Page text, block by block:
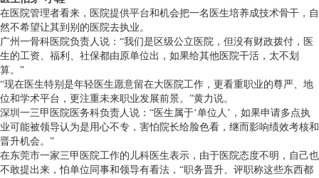
在医院管理者看来，医院提供平台和机会把一名医生培养成技术骨干，自
然不希望让其到别的医院去执业。
广州一骨科医院负责人说：“我们是区级公立医院，但没有财政拨付，医
生的工资、福利、社保都由原单位出，如果给其他医院干活，太不划
算。”
“现在医生特别是年轻医生愿意留在大医院工作，更看重职业的尊严、地
位和学术平台，更注重未来职业发展前景。”黄力说。
深圳一三甲医院医务科负责人说：“医生属于‘单位人’，如果申请多点执
业可能被领导认为是用心不专，害怕院长给脸色看，继而影响绩效考核和
晋升机会。”
在东莞市一家三甲医院工作的儿科医生表示，由于医院态度不明，自己也
不敢提出来，怕单位同事和领导有看法，“职务晋升、评职称这些东西都